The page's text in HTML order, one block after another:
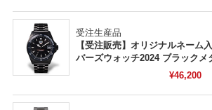
受注生産品
【受注販売】オリジナルネーム
バーズウォッチ2024 ブラックメ
¥46,200